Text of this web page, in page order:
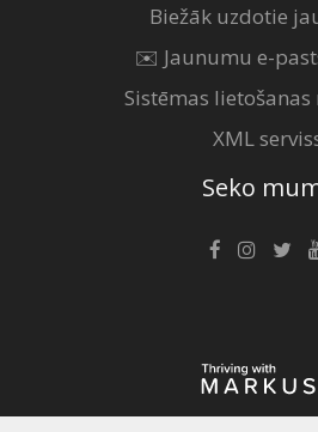
Biežāk uzdotie
✉️ Jaunumu e-
Sistēmas
XML
Seko